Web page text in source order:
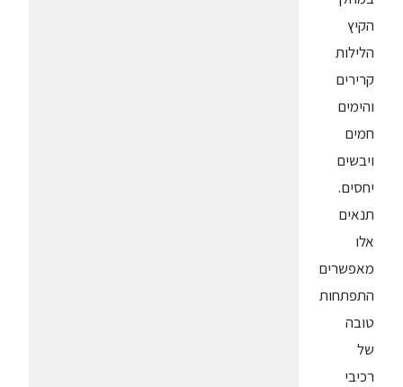
הקיץ
הלילות
קרירים
והימים
חמים
ויבשים
יחסים.
תנאים
אלו
מאפשרים
התפתחות
טובה
של
רכיבי